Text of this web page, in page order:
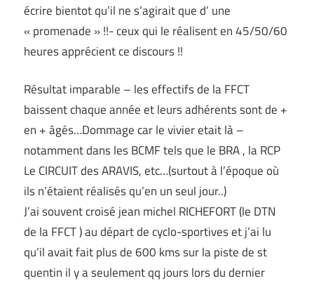
écrire bientot qu’il ne s’agirait que d’ une
« promenade » !!- ceux qui le réalisent en 45/50/60
heures apprécient ce discours !!
Résultat imparable – les effectifs de la FFCT
baissent chaque année et leurs adhérents sont de +
en + âgés…Dommage car le vivier etait là –
notamment dans les BCMF tels que le BRA , la RCP
Le CIRCUIT des ARAVIS, etc…(surtout à l’époque où
ils n’étaient réalisés qu’en un seul jour..)
J’ai souvent croisé jean michel RICHEFORT (le DTN
de la FFCT ) au départ de cyclo-sportives et j’ai lu
qu’il avait fait plus de 600 kms sur la piste de st
quentin il y a seulement qq jours lors du dernier